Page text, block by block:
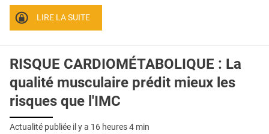
CONTACTLIRE LA SUITE
RISQUE CARDIOMÉTABOLIQUE : La
qualité musculaire prédit mieux les
risques que l'IMC
Actualité publiée il y a 16 heures 4 min